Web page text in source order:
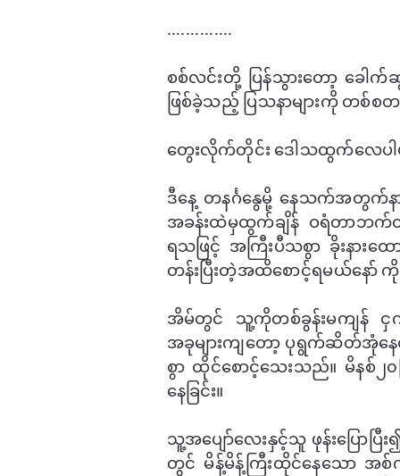
..............
စစ်လင်းတို့ ပြန်သွား​တော့ ​​​ခေါ
ဖြစ်ခဲ့သည့် ပြသနာများကို တစ်
တွေးလိုက်တိုင်း ​ဒေါသထွက်​လေပါပဲ
ဒီ​​နေ့ တနင်္ဂ​နွေမို့ ​နေသက်အတွက်န
အခန်းထဲမှထွက်ချိန် ဝရံတာဘက်တွ
ရသဖြင့် အကြီးပီသစွာ ခိုးနား​ထ
တန်း​ပြီးတဲ့အထိ​စောင့်ရမယ်​နော်
အိမ်တွင် သူ့ကိုတစ်ခွန်းမကျန်
အခုများကျ​တော့ ပုရွက်ဆိတ်အုံ​နေ​
စွာ ထိုင်​စောင့်​သေးသည်။ မိနစ်
နေခြင်း။
သူ့အ​ပျော်​လေးနှင့်သူ ဖုန်း​ပြေ
တွင် မိန့်မိန့်ကြီးထိုင်​နေ​သော